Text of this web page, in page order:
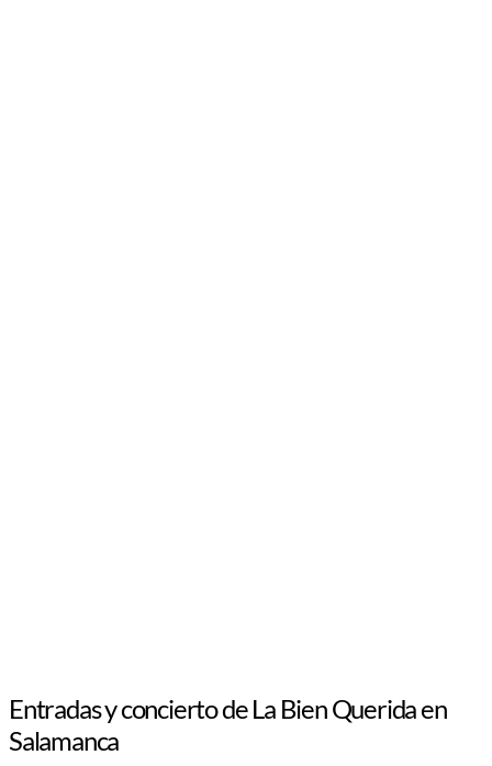
Entradas y concierto de La Bien Querida en
Salamanca